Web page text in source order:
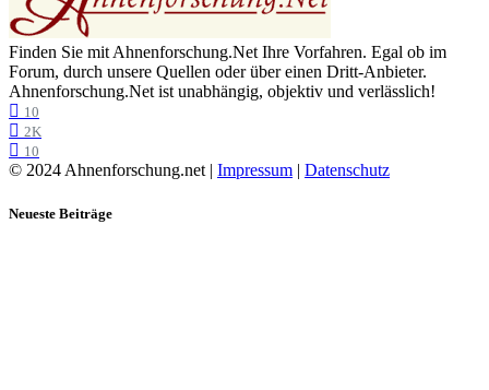
Finden Sie mit Ahnenforschung.Net Ihre Vorfahren. Egal ob im
Forum, durch unsere Quellen oder über einen Dritt-Anbieter.
Ahnenforschung.Net ist unabhängig, objektiv und verlässlich!
10
2K
10
© 2024 Ahnenforschung.net | Impressum | Datenschutz
Neueste Beiträge